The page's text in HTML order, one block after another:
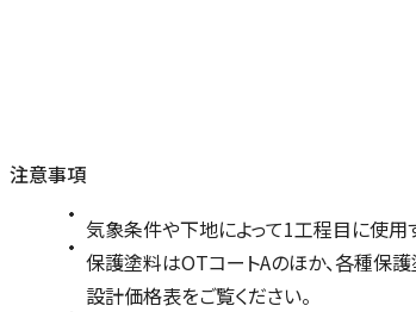
注意事項
気象条件や下地によって1工程目に使用
保護塗料はOTコートAのほか、各種保
設計価格表をご覧ください。